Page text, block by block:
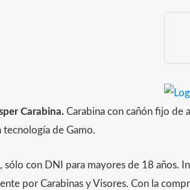
Carabina. Carabina con cañón fijo de
tecnología de Gamo.
, sólo con DNI para mayores de 18 años.
por Carabinas y Visores. Con la